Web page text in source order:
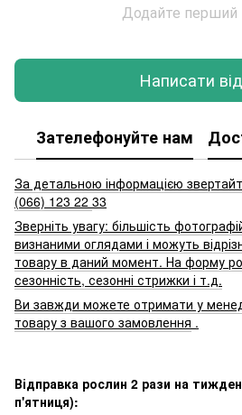
Додайте перший
Написати
Зателефонуйте нам
За детальною інформацією
(066) 123 22 33
Зверніть увагу: більшість
визнаними оглядами і можуть
товару в даний момент. На форму
сезонність, сезонні стрижки і т.д.
Ви завжди можете отримати у
товару з вашого замовлення .
Відправка рослин 2 рази на
п'ятниця):